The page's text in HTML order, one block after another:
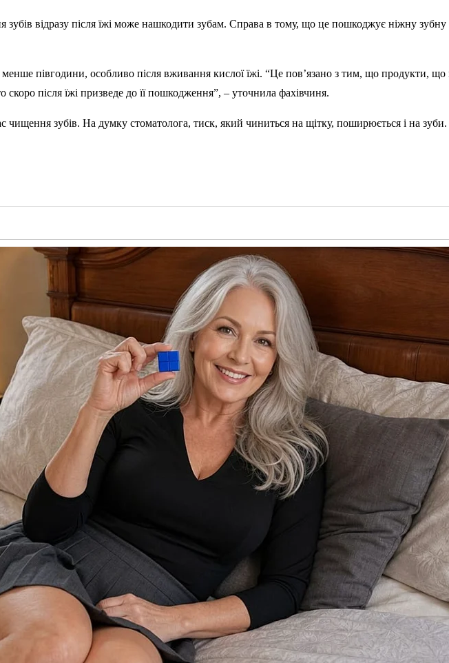
відразу після їжі може нашкодити зубам. Справа в тому, що це пошкоджує ніжну
півгодини, особливо після вживання кислої їжі. “Це пов’язано з тим, що продукти,
після їжі призведе до її пошкодження”, – уточнила фахівчиня.
зубів. На думку стоматолога, тиск, який чиниться на щітку, поширюється і на